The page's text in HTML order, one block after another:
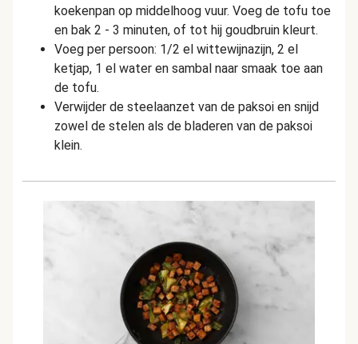
koekenpan op middelhoog vuur. Voeg de tofu toe
en bak 2 - 3 minuten, of tot hij goudbruin kleurt.
Voeg per persoon: 1/2 el wittewijnazijn, 2 el
ketjap, 1 el water en sambal naar smaak toe aan
de tofu.
Verwijder de steelaanzet van de paksoi en snijd
zowel de stelen als de bladeren van de paksoi
klein.